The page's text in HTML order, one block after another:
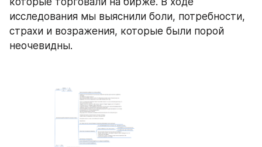
исследования мы выяснили боли, потребности,
страхи и возражения, которые были порой
неочевидны.